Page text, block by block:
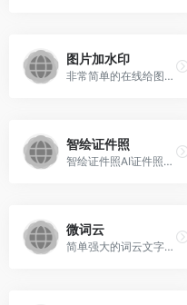
图片加水印
非常简单的在线给图片加水印文字工具
智绘证件照
智绘证件照AI证件照教师资格证、社保卡、健康证、居住证、驾驶证、英语考试、职称考试和简历照
微词云
简单强大的词云文字云词云图艺术生成器